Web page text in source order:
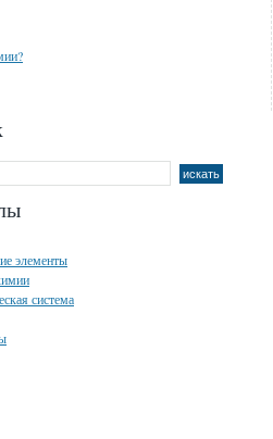
элементы
система